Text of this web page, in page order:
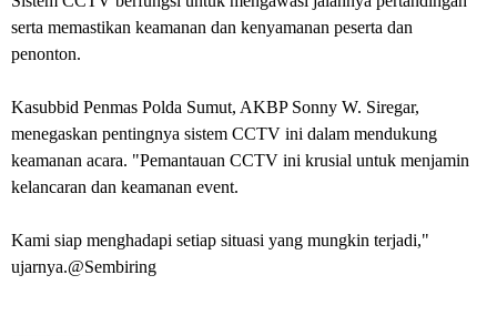
serta memastikan keamanan dan kenyamanan peserta dan
penonton.
Kasubbid Penmas Polda Sumut, AKBP Sonny W. Siregar,
menegaskan pentingnya sistem CCTV ini dalam mendukung
keamanan acara. "Pemantauan CCTV ini krusial untuk menjamin
kelancaran dan keamanan event.
Kami siap menghadapi setiap situasi yang mungkin terjadi,"
ujarnya.@Sembiring